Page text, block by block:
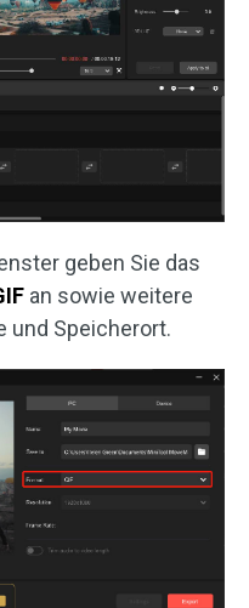
geben Sie das
an sowie weitere
und Speicherort.